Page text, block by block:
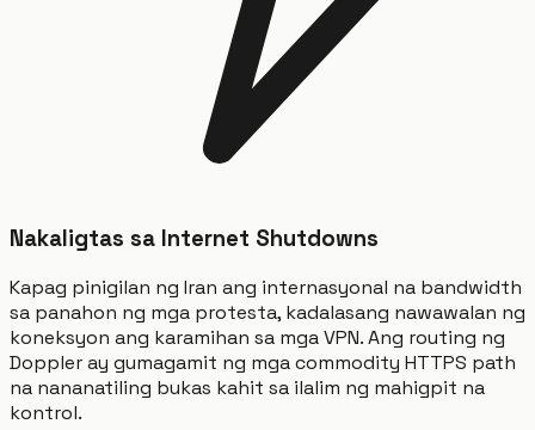
Nakaligtas sa Internet Shutdowns
Kapag pinigilan ng Iran ang internasyonal na bandwidth
sa panahon ng mga protesta, kadalasang nawawalan ng
koneksyon ang karamihan sa mga VPN. Ang routing ng
Doppler ay gumagamit ng mga commodity HTTPS path
na nananatiling bukas kahit sa ilalim ng mahigpit na
kontrol.